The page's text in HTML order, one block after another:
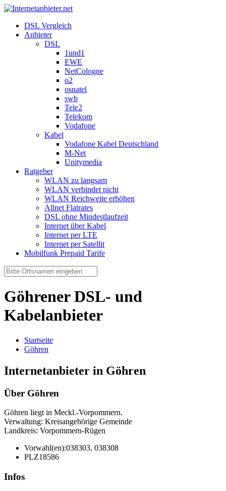
DSL Vergleich
Anbieter
DSL
1und1
EWE
NetCologne
o2
osnatel
swb
Tele2
Telekom
Vodafone
Kabel
Vodafone Kabel Deutschland
M-Net
Unitymedia
Ratgeber
WLAN zu langsam
WLAN verbindet nicht
WLAN Reichweite erhöhen
Allnet Flatrates
DSL ohne Mindestlaufzeit
Internet über Kabel
Internet per LTE
Internet per Satellit
Mobilfunk Prepaid Tarife
Göhrener DSL- und
Kabelanbieter
Startseite
Göhren
Internetanbieter in Göhren
Über Göhren
Göhren liegt in Meckl.-Vorpommern.
Verwaltung: Kreisangehörige Gemeinde
Landkreis: Vorpommern-Rügen
Vorwahl(en):038303, 038308
PLZ18586
Infos